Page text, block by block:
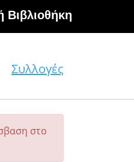
Βιβλιοθήκη
Συλλογές
στο